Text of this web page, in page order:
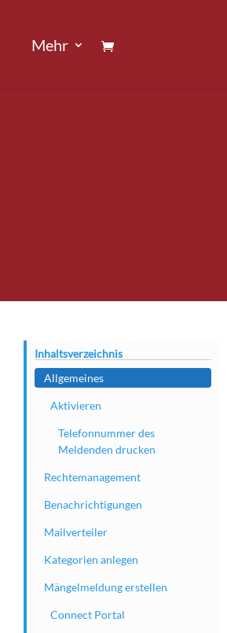
Mehr
Inhaltsverzeichnis
Allgemeines
Aktivieren
Telefonnummer des
Meldenden drucken
Rechtemanagement
Benachrichtigungen
Mailverteiler
Kategorien anlegen
Mängelmeldung erstellen
Connect Portal